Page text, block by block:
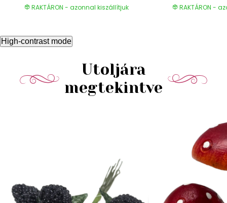
RAKTÁRON - azonnal kiszállítjuk RAKTÁRON -
High-contrast mode
Utoljára
megtekintve